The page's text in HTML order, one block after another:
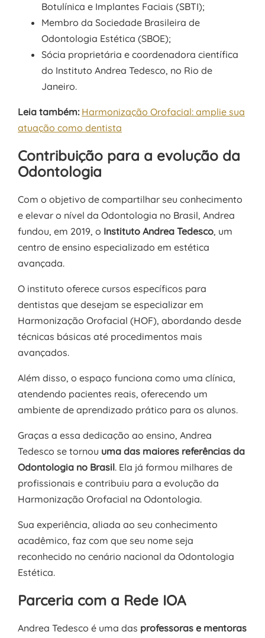
Botulínica e Implantes Faciais (SBTI);
Membro da Sociedade Brasileira de
Odontologia Estética (SBOE);
Sócia proprietária e coordenadora científica
do Instituto Andrea Tedesco, no Rio de
Janeiro.
Leia também: Harmonização Orofacial: amplie sua
atuação como dentista
Contribuição para a evolução da
Odontologia
Com o objetivo de compartilhar seu conhecimento
e elevar o nível da Odontologia no Brasil, Andrea
fundou, em 2019, o Instituto Andrea Tedesco, um
centro de ensino especializado em estética
avançada.
O instituto oferece cursos específicos para
dentistas que desejam se especializar em
Harmonização Orofacial (HOF), abordando desde
técnicas básicas até procedimentos mais
avançados.
Além disso, o espaço funciona como uma clínica,
atendendo pacientes reais, oferecendo um
ambiente de aprendizado prático para os alunos.
Graças a essa dedicação ao ensino, Andrea
Tedesco se tornou uma das maiores referências da
Odontologia no Brasil. Ela já formou milhares de
profissionais e contribuiu para a evolução da
Harmonização Orofacial na Odontologia.
Sua experiência, aliada ao seu conhecimento
acadêmico, faz com que seu nome seja
reconhecido no cenário nacional da Odontologia
Estética.
Parceria com a Rede IOA
Andrea Tedesco é uma das professoras e mentoras